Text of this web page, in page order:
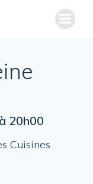
20h00
Cuisines